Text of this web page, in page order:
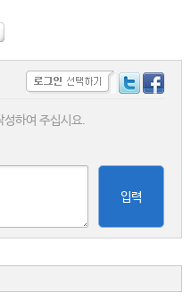
성하여 주십시요.
입력